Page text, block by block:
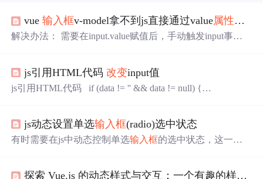
vue输入框v-model拿不到js直接通过value属性改变
解决办法： 需要在input.value赋值后，手动触发input事件
js引用HTML代码改变input值
js引用HTML代码 if (data != '' && data != null) {
js动态设置单选输入框(radio)选中状态
有时需要在js中动态控制单选输入框的选中状态，这一般
ecked”属性去掉，不然再次点击同一个元素的时候，选中探索 Vue.js 的动态样式与交互：一个有趣的样式调整应用